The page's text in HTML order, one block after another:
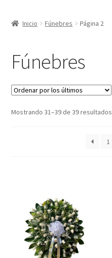
Inicio Fúnebres Página 2
Fúnebres
Mostrando 31–39 de 39 resultados
1